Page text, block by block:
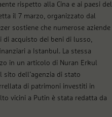
rispetto alla Cina e ai paesi del
il 7 marzo, organizzato dal
sostiene che numerose aziende
di acquisto dei beni di lusso,
a Istanbul. La stessa
in un articolo di Nuran Erkul
sito dell’agenzia di stato
di patrimoni investiti in
vicini a Putin è stata redatta da